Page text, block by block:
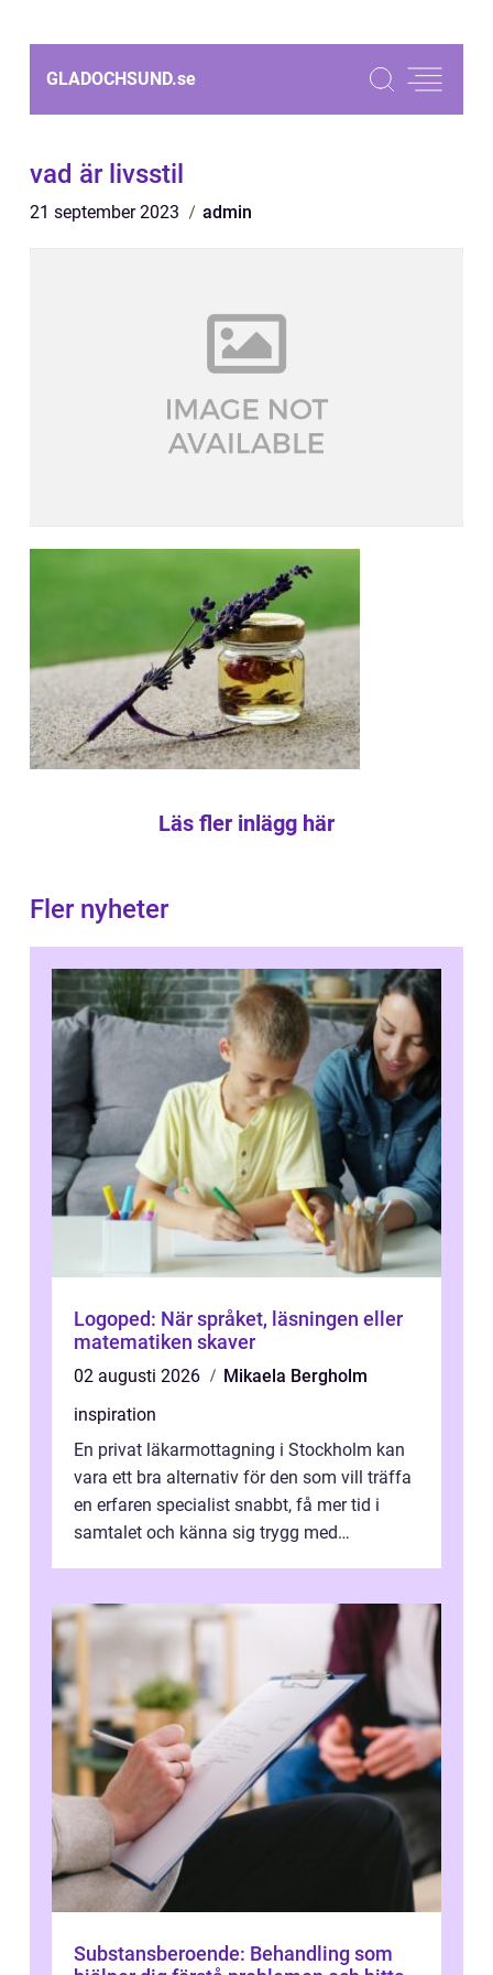
GLADOCHSUND.se
vad är livsstil
21 september 2023 admin
Läs fler inlägg här
Fler nyheter
Logoped: När språket, läsningen eller
matematiken skaver
02 augusti 2026
Mikaela Bergholm
inspiration
En privat läkarmottagning i Stockholm kan
vara ett bra alternativ för den som vill träffa
en erfaren specialist snabbt, få mer tid i
samtalet och känna sig trygg med
Substansberoende: Behandling som